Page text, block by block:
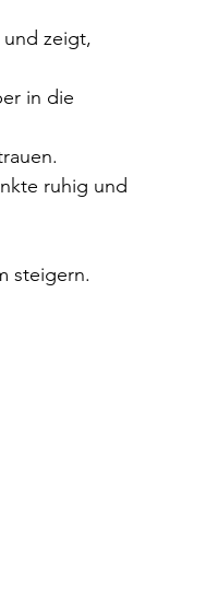
zeigt,
in die
ruhig und
steigern.